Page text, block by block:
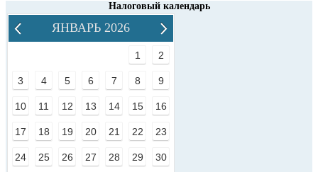
Налоговый календарь
ЯНВАРЬ 2026
1 2
3 4 5 6 7 8 9
10 11 12 13 14 15 16
17 18 19 20 21 22 23
24 25 26 27 28 29 30